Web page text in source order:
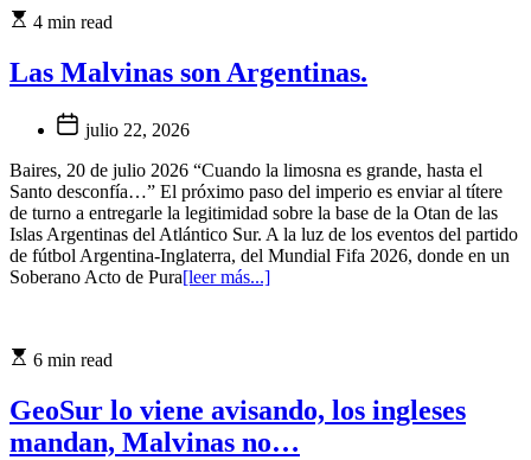
4 min read
Las Malvinas son Argentinas.
julio 22, 2026
Baires, 20 de julio 2026 “Cuando la limosna es grande, hasta el
Santo desconfía…” El próximo paso del imperio es enviar al títere
de turno a entregarle la legitimidad sobre la base de la Otan de las
Islas Argentinas del Atlántico Sur. A la luz de los eventos del partido
de fútbol Argentina-Inglaterra, del Mundial Fifa 2026, donde en un
Soberano Acto de Pura[leer más...]
6 min read
GeoSur lo viene avisando, los ingleses
mandan, Malvinas no…